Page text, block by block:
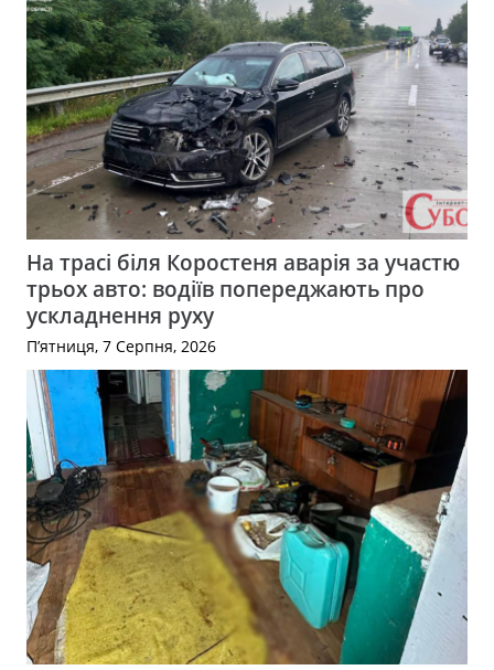
На трасі біля Коростеня аварія за участю
трьох авто: водіїв попереджають про
ускладнення руху
П’ятниця, 7 Серпня, 2026